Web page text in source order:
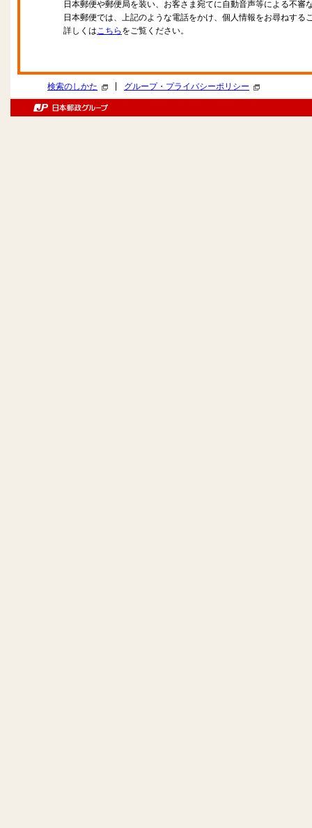
日本郵便や郵便局を装い、お客さま宛てに自動音声等による不審
日本郵便では、上記のような電話をかけ、個人情報をお尋ねする
詳しくはこちら をご覧ください。
検索のしかた グループ・プライバシーポリシー